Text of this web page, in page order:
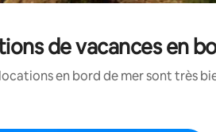
de vacances en
en bord de mer sont très